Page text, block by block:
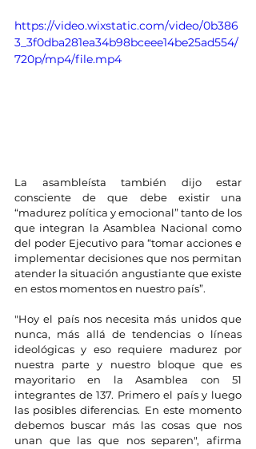
https://video.wixstatic.com/video/0b386
3_3f0dba281ea34b98bceee14be25ad554/
720p/mp4/file.mp4
La asambleísta también dijo estar
consciente de que debe existir una
“madurez política y emocional” tanto de los
que integran la Asamblea Nacional como
del poder Ejecutivo para “tomar acciones e
implementar decisiones que nos permitan
atender la situación angustiante que existe
en estos momentos en nuestro país”.
"Hoy el país nos necesita más unidos que
nunca, más allá de tendencias o líneas
ideológicas y eso requiere madurez por
nuestra parte y nuestro bloque que es
mayoritario en la Asamblea con 51
integrantes de 137. Primero el país y luego
las posibles diferencias. En este momento
debemos buscar más las cosas que nos
unan que las que nos separen", afirma